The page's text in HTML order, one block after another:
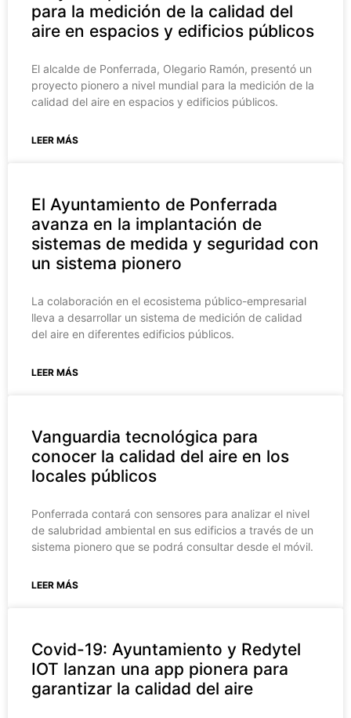
para la medición de la calidad del
aire en espacios y edificios públicos
El alcalde de Ponferrada, Olegario Ramón, presentó un
proyecto pionero a nivel mundial para la medición de la
calidad del aire en espacios y edificios públicos.
LEER MÁS
El Ayuntamiento de Ponferrada
avanza en la implantación de
sistemas de medida y seguridad con
un sistema pionero
La colaboración en el ecosistema público-empresarial
lleva a desarrollar un sistema de medición de calidad
del aire en diferentes edificios públicos.
LEER MÁS
Vanguardia tecnológica para
conocer la calidad del aire en los
locales públicos
Ponferrada contará con sensores para analizar el nivel
de salubridad ambiental en sus edificios a través de un
sistema pionero que se podrá consultar desde el móvil.
LEER MÁS
Covid-19: Ayuntamiento y Redytel
IOT lanzan una app pionera para
garantizar la calidad del aire